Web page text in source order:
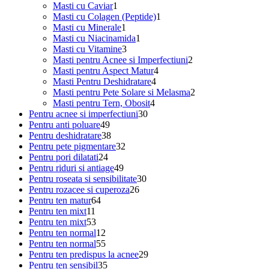
Masti cu Caviar1
produs
Masti cu Colagen (Peptide)1
Masti cu Minerale1
produs
Masti cu Niacinamida1
Masti cu Vitamine33
produse
Masti pentru Acnee si Imperfectiuni2
Masti pentru Aspect Matur44
Masti Pentru Deshidratare44
produse
Masti pentru Pete Solare si Melasma2
Masti pentru Tern, Obosit44
Pentru acnee si imperfectiuni3030
Pentru anti poluare4949
de
produse
Pentru deshidratare3838
de
Pentru pete pigmentare32
Pentru pori dilatati2424
de
produse
Pentru riduri si antiage4949
de
produse
Pentru roseata si sensibilitate3030
Pentru rozacee si cuperoza2626
Pentru ten matur6464
Pentru ten mixt11
produse
Pentru ten mixt5353
de
produse
Pentru ten normal12
produse
Pentru ten normal5555
de
produse
Pentru ten predispus la acnee2929
Pentru ten sensibil3535